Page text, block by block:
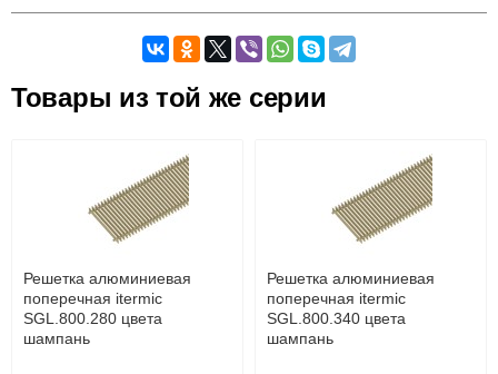
Оставьте отзыв
Доставка сантехники по Москве и Московской области
Наличный расчёт
Банковской картой на сайте в режиме реального
времени
Банковской картой при получении товара как при
Интернет-деньгами (Yandex-деньги, Web-money,
Qiwi-кошельки и другие).
Безналичный расчёт (возможно и с НДС)
подробнее...
Товары из той же серии
Решетка алюминиевая
поперечная itermic
SGL.800.280 цвета
шампань
Решетка алюминиевая
поперечная itermic
SGL.800.340 цвета
шампань